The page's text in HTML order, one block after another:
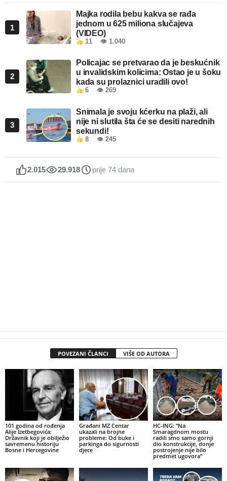
1
Majka rodila bebu kakva se rađa
jednom u 625 miliona slučajeva
(VIDEO)
11 👁 1.040
2
Policajac se pretvarao da je beskućnik
u invalidskim kolicima: Ostao je u šoku
kada su prolaznici uradili ovo!
6 👁 269
3
Snimala je svoju kćerku na plaži, ali
nije ni slutila šta će se desiti narednih
sekundi!
8 👁 245
2.015 29.918 prije 74 dana
POVEZANI ČLANCI VIŠE OD AUTORA
101 godina od rođenja
Alije Izetbegovića:
Državnik koji je obilježio
savremenu historiju
Bosne i Hercegovine
Građani MZ Centar
ukazali na brojne
probleme: Od buke i
parkinga do sigurnosti
djece
HC-ING: “Na
Smaragdnom mostu
radili smo samo gornji
dio konstrukcije, donje
postrojenje nije bilo
predmet ugovora”